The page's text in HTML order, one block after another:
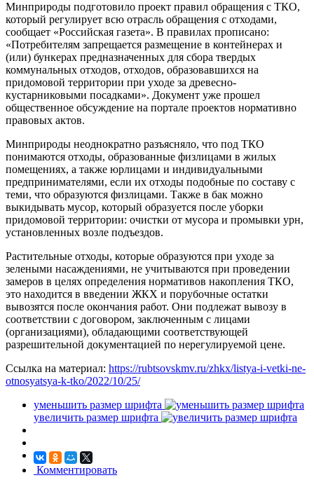
Минприроды подготовило проект правил обращения с ТКО,
который регулирует всю отрасль обращения с отходами,
сообщает «Российская газета». В правилах прописано:
«Потребителям запрещается размещение в контейнерах и
(или) бункерах предназначенных для сбора твердых
коммунальных отходов, отходов, образовавшихся на
придомовой территории при уходе за древесно-
кустарниковыми посадками». Документ уже прошел
общественное обсуждение на портале проектов нормативно
правовых актов.
Минприроды неоднократно разъясняло, что под ТКО
понимаются отходы, образованные физлицами в жилых
помещениях, а также юрлицами и индивидуальными
предпринимателями, если их отходы подобные по составу с
теми, что образуются физлицами. Также в бак можно
выкидывать мусор, который образуется после уборки
придомовой территории: очистки от мусора и промывки урн,
установленных возле подъездов.
Растительные отходы, которые образуются при уходе за
зелеными насаждениями, не учитываются при проведении
замеров в целях определения нормативов накопления ТКО,
это находится в введении ЖКХ и порубочные остатки
вывозятся после окончания работ. Они подлежат вывозу в
соответствии с договором, заключенным с лицами
(организациями), обладающими соответствующей
разрешительной документацией по нерегулируемой цене.
Ссылка на материал: https://rubtsovskmv.ru/zhkx/listya-i-vetki-ne-
otnosyatsya-k-tko/2022/10/25/
уменьшить размер шрифта
увеличить размер шрифта
Комментировать